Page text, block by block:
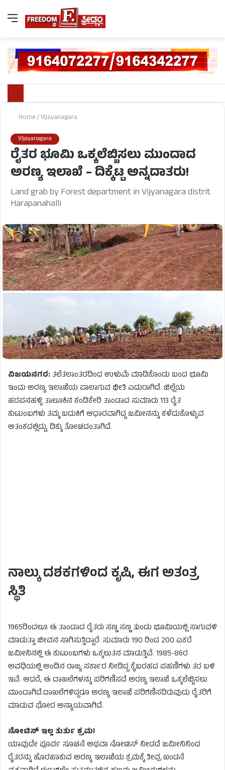
Home/VIjayanagara
VIjayanagara
ರೈತರ ಭೂಮಿ ಒಕ್ಕಲೆಬ್ಬಿಸಲು ಮುಂದಾದ
ಅರಣ್ಯ ಇಲಾಖೆ – ದಿಕ್ಕೆಟ್ಟ ಅನ್ನದಾತರು!
Land grab by Forest department in Vijyanagara distrit
Harapanahalli
ವಿಜಯನಗರ:ತಲೆತಲಾಂತರದಿಂದ ಉಳುಮೆ ಮಾಡಿಕೊಂಡು ಬಂದ ಭೂಮಿ
ಇಂದು ಅರಣ್ಯ ಇಲಾಖೆಯ ಪಾಲಾಗುವ ಭೀತಿ ಎದುರಾಗಿದೆ. ಜಿಲ್ಲೆಯ
ಹರಪನಹಳ್ಳಿ ತಾಲೂಕಿನ ಕಂಡಿಕೇರಿ ತಾಂಡಾದ ಸುಮಾರು 113 ರೈತ
ಕುಟುಂಬಗಳು ತಮ್ಮ ಬದುಕಿಗೆ ಆಧಾರವಾಗಿದ್ದ ಜಮೀನನ್ನು ಕಳೆದುಕೊಳ್ಳುವ
ಆತಂಕದಲ್ಲಿದ್ದು, ದಿಕ್ಕು ತೋಚದಂತಾಗಿದೆ.
ನಾಲ್ಕು ದಶಕಗಳಿಂದ ಕೃಷಿ, ಈಗ ಅತಂತ್ರ
ಸ್ಥಿತಿ
1965ರಿಂದಲೂ ಈ ತಾಂಡಾದ ರೈತರು ಸಣ್ಣ ಸಣ್ಣ ತುಂಡು ಭೂಮಿಯಲ್ಲಿ ಸಾಗುವಳಿ
ಮಾಡುತ್ತಾ ಜೀವನ ಸಾಗಿಸುತ್ತಿದ್ದಾರೆ. ಸುಮಾರು 190 ರಿಂದ 200 ಎಕರೆ
ಜಮೀನಿನಲ್ಲಿ ಈ ಕುಟುಂಬಗಳು ಒಕ್ಕಲುತನ ಮಾಡುತ್ತಿವೆ. 1985-86ರ
ಅವಧಿಯಲ್ಲಿ ಅಂದಿನ ರಾಜ್ಯ ಸರ್ಕಾರ ನೀಡಿದ್ದ ಕೈಬರಹದ ಪಹಣಿಗಳು ತರ ಬಳಿ
ಇವೆ. ಆದರೆ, ಈ ದಾಖಲೆಗಳನ್ನು ಪರಿಗಣಿಸದೆ ಅರಣ್ಯ ಇಲಾಖೆ ಒಕ್ಕಲೆಬ್ಬಿಸಲು
ಮುಂದಾಗಿದೆ.ದಾಖಲೆಗಳಿದ್ದರೂ ಅರಣ್ಯ ಇಲಾಖೆ ಪರಿಗಣಿಸದಿರುವುದು ರೈತರಿಗೆ
ಮಾಡುವ ಘೋರ ಅನ್ಯಾಯವಾಗಿದೆ.
ನೋಟಿಸ್ ಇಲ್ಲ ತುರ್ತು ಕ್ರಮ!
ಯಾವುದೇ ಪೂರ್ವ ಸೂಚನೆ ಅಥವಾ ನೋಟಿಸ್ ನೀಡದೆ ಜಮೀನಿನಿಂದ
ರೈತರನ್ನು ಹೊರಹಾಕುವ ಅರಣ್ಯ ಇಲಾಖೆಯ ಕ್ರಮಕ್ಕೆ ತೀವ್ರ ಖಂಡನೆ